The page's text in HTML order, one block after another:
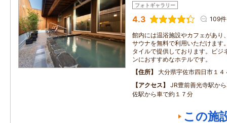
フォトギャラリー
4.3 109件
館内には温浴施設やカフェがあり
サウナを無料で利用いただけます
タイルで提供しております。ビジ
ンにおすすめなホテルです。
住所
大分県宇佐市四日市１４
アクセス
JR豊前善光寺駅か
佐駅から車で約１７分
この施